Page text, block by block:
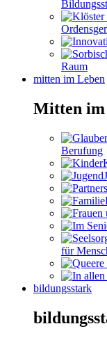
Raum
mitten im Leben
Mitten im
Berufung
für
bildungsstark